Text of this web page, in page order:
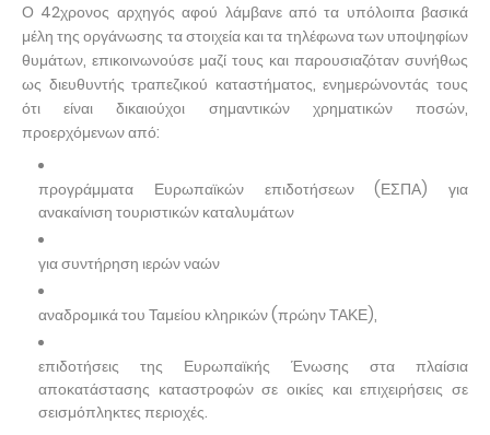
Ο 42χρονος αρχηγός αφού λάμβανε από τα υπόλοιπα βασικά
μέλη της οργάνωσης τα στοιχεία και τα τηλέφωνα των υποψηφίων
θυμάτων, επικοινωνούσε μαζί τους και παρουσιαζόταν συνήθως
ως διευθυντής τραπεζικού καταστήματος, ενημερώνοντάς τους
ότι είναι δικαιούχοι σημαντικών χρηματικών ποσών,
προερχόμενων από:
προγράμματα Ευρωπαϊκών επιδοτήσεων (ΕΣΠΑ) για
ανακαίνιση τουριστικών καταλυμάτων
για συντήρηση ιερών ναών
αναδρομικά του Ταμείου κληρικών (πρώην ΤΑΚΕ),
επιδοτήσεις της Ευρωπαϊκής Ένωσης στα πλαίσια
αποκατάστασης καταστροφών σε οικίες και επιχειρήσεις σε
σεισμόπληκτες περιοχές.